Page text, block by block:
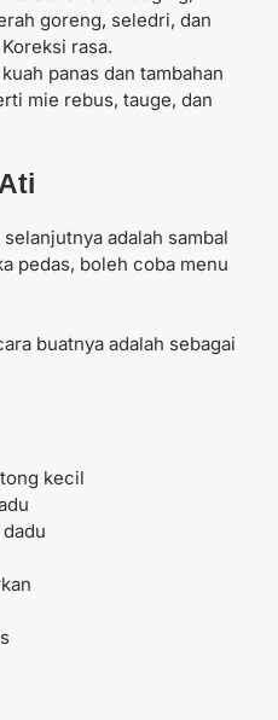
goreng, seledri, dan
rasa.
panas dan tambahan
mie rebus, tauge, dan
adalah sambal
pedas, boleh coba menu
buatnya adalah sebagai
kecil